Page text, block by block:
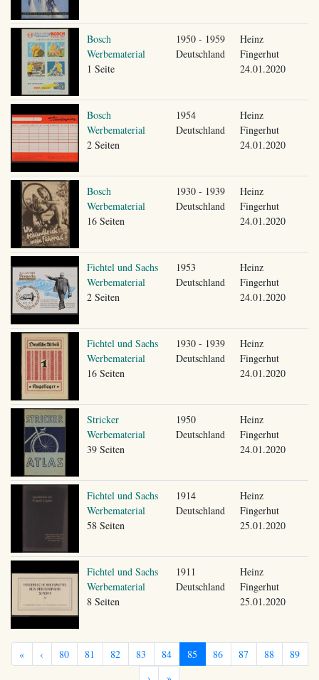
Bosch
Werbematerial
1 Seite
1950 - 1959
Deutschland
Heinz
Fingerhut
24.01.2020
Bosch
Werbematerial
2 Seiten
1954
Deutschland
Heinz
Fingerhut
24.01.2020
Bosch
Werbematerial
16 Seiten
1930 - 1939
Deutschland
Heinz
Fingerhut
24.01.2020
Fichtel und Sachs
Werbematerial
2 Seiten
1953
Deutschland
Heinz
Fingerhut
24.01.2020
Fichtel und Sachs
Werbematerial
16 Seiten
1930 - 1939
Deutschland
Heinz
Fingerhut
24.01.2020
Stricker
Werbematerial
39 Seiten
1950
Deutschland
Heinz
Fingerhut
24.01.2020
Fichtel und Sachs
Werbematerial
58 Seiten
1914
Deutschland
Heinz
Fingerhut
25.01.2020
Fichtel und Sachs
Werbematerial
8 Seiten
1911
Deutschland
Heinz
Fingerhut
25.01.2020
« ‹ 80 81 82 83 84 85 86 87 88
89
›
»